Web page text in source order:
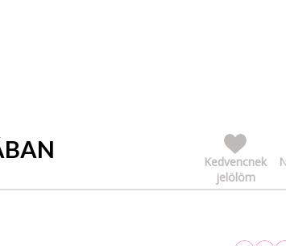
Kedvencnek
jelölöm